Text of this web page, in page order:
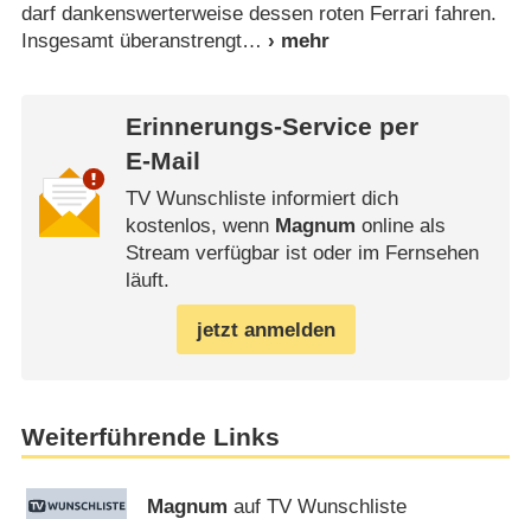
darf dankenswerterweise dessen roten Ferrari fahren.
Insgesamt überanstrengt
Erinnerungs-Service per
E-Mail
TV Wunschliste informiert dich
kostenlos, wenn Magnum online als
Stream verfügbar ist oder im Fernsehen
läuft.
jetzt anmelden
Weiterführende Links
Magnum auf TV Wunschliste